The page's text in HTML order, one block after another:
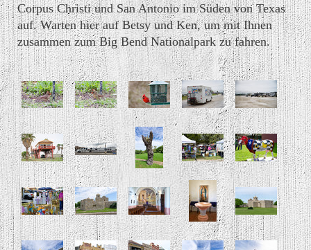
Corpus Christi und San Antonio im Süden von Texas
auf. Warten hier auf Betsy und Ken, um mit Ihnen
zusammen zum Big Bend Nationalpark zu fahren.